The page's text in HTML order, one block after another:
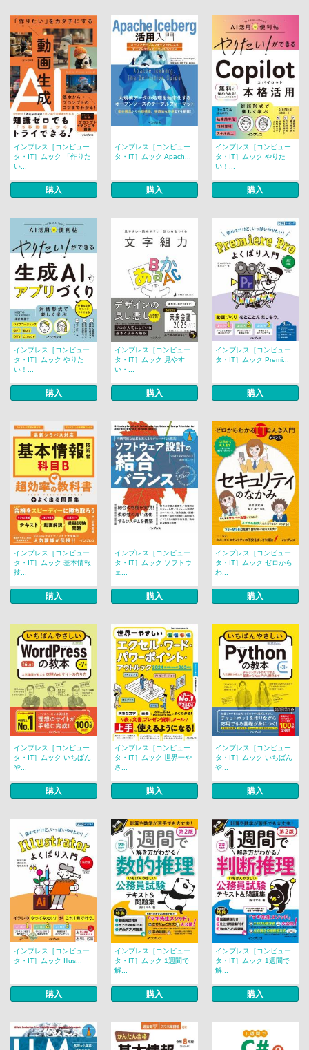
インプレス［コンピュー
タ・IT］ムック 「作りた
い...
購入
インプレス［コンピュー
タ・IT］ムック Apach...
購入
インプレス［コンピュー
タ・IT］ムック やりた
い！...
購入
インプレス［コンピュー
タ・IT］ムック やりた
い！...
購入
インプレス［コンピュー
タ・IT］ムック 見やす
い・...
購入
インプレス［コンピュー
タ・IT］ムック Premi...
購入
インプレス［コンピュー
タ・IT］ムック 基本情報
技...
購入
インプレス［コンピュー
タ・IT］ムック ソフトウ
ェ...
購入
インプレス［コンピュー
タ・IT］ムック ゼロから
わ...
購入
インプレス［コンピュー
タ・IT］ムック いちばん
や...
購入
インプレス［コンピュー
タ・IT］ムック 世界一や
さ...
購入
インプレス［コンピュー
タ・IT］ムック いちばん
や...
購入
インプレス［コンピュー
タ・IT］ムック Illus...
購入
インプレス［コンピュー
タ・IT］ムック 1週間で
解...
購入
インプレス［コンピュー
タ・IT］ムック 1週間で
解...
購入